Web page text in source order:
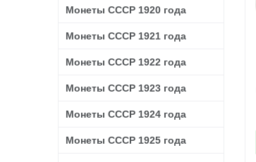
Монеты СССР 1920 года
Монеты СССР 1921 года
Монеты СССР 1922 года
Монеты СССР 1923 года
Монеты СССР 1924 года
Монеты СССР 1925 года